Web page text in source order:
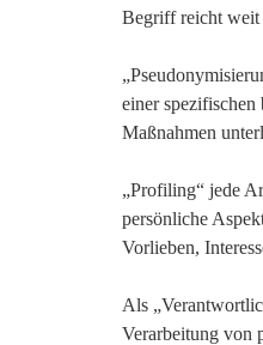
Begriff reicht weit
einer spezifischen
Maßnahmen
„Profiling“ jede
persönliche
Vorlieben,
Als
Verarbeitung von